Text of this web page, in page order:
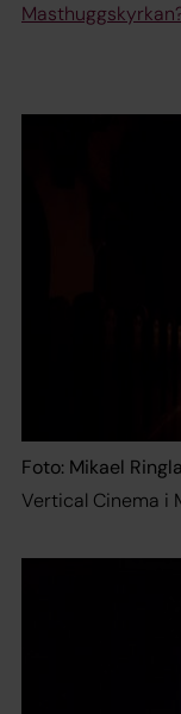
Foto: Mikael
Vertical Cinema i